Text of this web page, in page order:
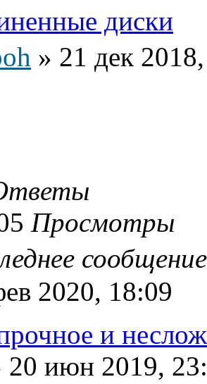
диски
» 21 дек
Просмотры
2020, 18:09
и
20 июн 2019,